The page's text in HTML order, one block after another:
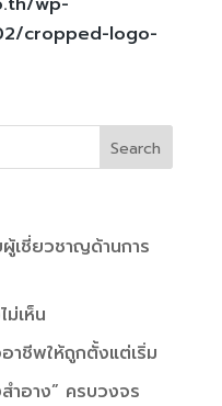
cropped-logo-
เชี่ยวชาญด้านการ
เห็น
าชีพให้ถูกตั้งแต่เริ่ม
ำอาง” ครบวงจร